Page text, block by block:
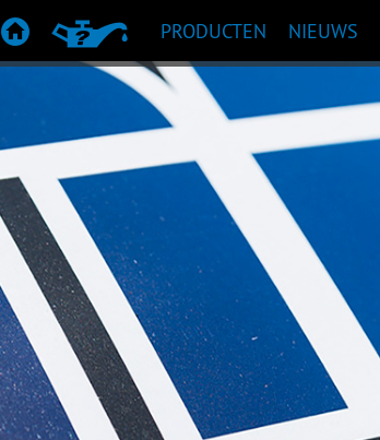
HOME PRODUCTAANBEVELING
PRODUCTEN NIEUWS